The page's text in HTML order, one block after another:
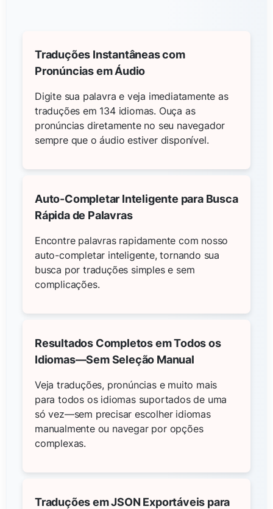
Traduções Instantâneas com
Pronúncias em Áudio
Digite sua palavra e veja imediatamente as
traduções em 134 idiomas. Ouça as
pronúncias diretamente no seu navegador
sempre que o áudio estiver disponível.
Auto-Completar Inteligente para Busca
Rápida de Palavras
Encontre palavras rapidamente com nosso
auto-completar inteligente, tornando sua
busca por traduções simples e sem
complicações.
Resultados Completos em Todos os
Idiomas—Sem Seleção Manual
Veja traduções, pronúncias e muito mais
para todos os idiomas suportados de uma
só vez—sem precisar escolher idiomas
manualmente ou navegar por opções
complexas.
Traduções em JSON Exportáveis para